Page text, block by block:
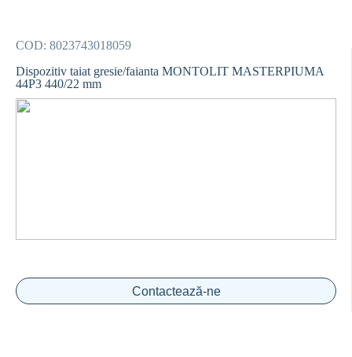
COD: 8023743018059
Dispozitiv taiat gresie/faianta MONTOLIT MASTERPIUMA
44P3 440/22 mm
Contactează-ne